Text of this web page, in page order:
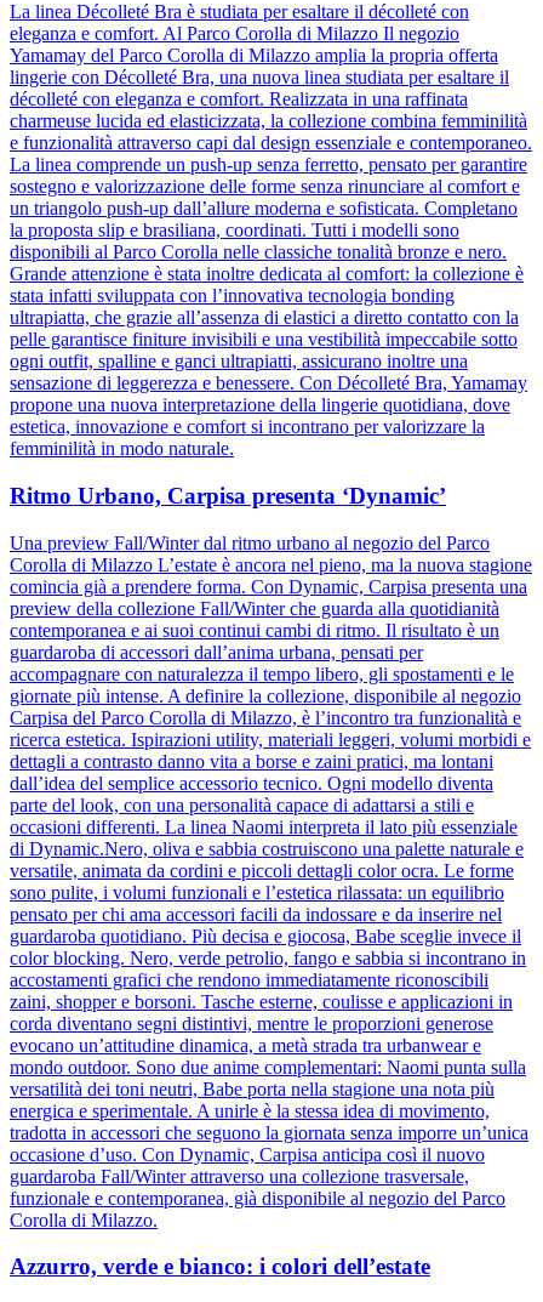
La linea Décolleté Bra è studiata per esaltare il décolleté con
eleganza e comfort. Al Parco Corolla di Milazzo Il negozio
Yamamay del Parco Corolla di Milazzo amplia la propria offerta
lingerie con Décolleté Bra, una nuova linea studiata per esaltare il
décolleté con eleganza e comfort. Realizzata in una raffinata
charmeuse lucida ed elasticizzata, la collezione combina femminilità
e funzionalità attraverso capi dal design essenziale e contemporaneo.
La linea comprende un push-up senza ferretto, pensato per garantire
sostegno e valorizzazione delle forme senza rinunciare al comfort e
un triangolo push-up dall’allure moderna e sofisticata. Completano
la proposta slip e brasiliana, coordinati. Tutti i modelli sono
disponibili al Parco Corolla nelle classiche tonalità bronze e nero.
Grande attenzione è stata inoltre dedicata al comfort: la collezione è
stata infatti sviluppata con l’innovativa tecnologia bonding
ultrapiatta, che grazie all’assenza di elastici a diretto contatto con la
pelle garantisce finiture invisibili e una vestibilità impeccabile sotto
ogni outfit, spalline e ganci ultrapiatti, assicurano inoltre una
sensazione di leggerezza e benessere. Con Décolleté Bra, Yamamay
propone una nuova interpretazione della lingerie quotidiana, dove
estetica, innovazione e comfort si incontrano per valorizzare la
femminilità in modo naturale.
Ritmo Urbano, Carpisa presenta ‘Dynamic’
Una preview Fall/Winter dal ritmo urbano al negozio del Parco
Corolla di Milazzo L’estate è ancora nel pieno, ma la nuova stagione
comincia già a prendere forma. Con Dynamic, Carpisa presenta una
preview della collezione Fall/Winter che guarda alla quotidianità
contemporanea e ai suoi continui cambi di ritmo. Il risultato è un
guardaroba di accessori dall’anima urbana, pensati per
accompagnare con naturalezza il tempo libero, gli spostamenti e le
giornate più intense. A definire la collezione, disponibile al negozio
Carpisa del Parco Corolla di Milazzo, è l’incontro tra funzionalità e
ricerca estetica. Ispirazioni utility, materiali leggeri, volumi morbidi e
dettagli a contrasto danno vita a borse e zaini pratici, ma lontani
dall’idea del semplice accessorio tecnico. Ogni modello diventa
parte del look, con una personalità capace di adattarsi a stili e
occasioni differenti. La linea Naomi interpreta il lato più essenziale
di Dynamic.Nero, oliva e sabbia costruiscono una palette naturale e
versatile, animata da cordini e piccoli dettagli color ocra. Le forme
sono pulite, i volumi funzionali e l’estetica rilassata: un equilibrio
pensato per chi ama accessori facili da indossare e da inserire nel
guardaroba quotidiano. Più decisa e giocosa, Babe sceglie invece il
color blocking. Nero, verde petrolio, fango e sabbia si incontrano in
accostamenti grafici che rendono immediatamente riconoscibili
zaini, shopper e borsoni. Tasche esterne, coulisse e applicazioni in
corda diventano segni distintivi, mentre le proporzioni generose
evocano un’attitudine dinamica, a metà strada tra urbanwear e
mondo outdoor. Sono due anime complementari: Naomi punta sulla
versatilità dei toni neutri, Babe porta nella stagione una nota più
energica e sperimentale. A unirle è la stessa idea di movimento,
tradotta in accessori che seguono la giornata senza imporre un’unica
occasione d’uso. Con Dynamic, Carpisa anticipa così il nuovo
guardaroba Fall/Winter attraverso una collezione trasversale,
funzionale e contemporanea, già disponibile al negozio del Parco
Corolla di Milazzo.
Azzurro, verde e bianco: i colori dell’estate